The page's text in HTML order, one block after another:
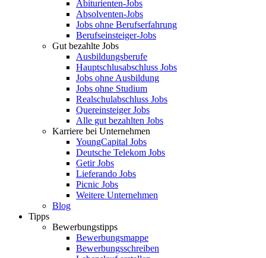
Abiturienten-Jobs
Absolventen-Jobs
Jobs ohne Berufserfahrung
Berufseinsteiger-Jobs
Gut bezahlte Jobs
Ausbildungsberufe
Hauptschlusabschluss Jobs
Jobs ohne Ausbildung
Jobs ohne Studium
Realschulabschluss Jobs
Quereinsteiger Jobs
Alle gut bezahlten Jobs
Karriere bei Unternehmen
YoungCapital Jobs
Deutsche Telekom Jobs
Getir Jobs
Lieferando Jobs
Picnic Jobs
Weitere Unternehmen
Blog
Tipps
Bewerbungstipps
Bewerbungsmappe
Bewerbungsschreiben